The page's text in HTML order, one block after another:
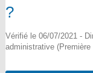
?
Vérifié le 06/07/2021 -
administrative (Première